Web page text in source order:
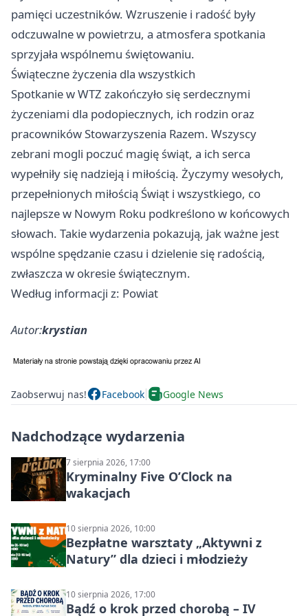
pamięci uczestników. Wzruszenie i radość były
odczuwalne w powietrzu, a atmosfera spotkania
sprzyjała wspólnemu świętowaniu.
Świąteczne życzenia dla wszystkich
Spotkanie w WTZ zakończyło się serdecznymi
życzeniami dla podopiecznych, ich rodzin oraz
pracowników Stowarzyszenia Razem. Wszyscy
zebrani mogli poczuć magię świąt, a ich serca
wypełniły się nadzieją i miłością. Życzymy wesołych,
przepełnionych miłością Świąt i wszystkiego, co
najlepsze w Nowym Roku podkreślono w końcowych
słowach. Takie wydarzenia pokazują, jak ważne jest
wspólne spędzanie czasu i dzielenie się radością,
zwłaszcza w okresie świątecznym.
Według informacji z: Powiat
Autor:krystian
Zaobserwuj nas! Facebook Google News
Nadchodzące wydarzenia
7 sierpnia 2026, 17:00
Kryminalny Five O’Clock na
wakacjach
10 sierpnia 2026, 10:00
Bezpłatne warsztaty „Aktywni z
Natury” dla dzieci i młodzieży
10 sierpnia 2026, 17:00
Bądź o krok przed chorobą – IV